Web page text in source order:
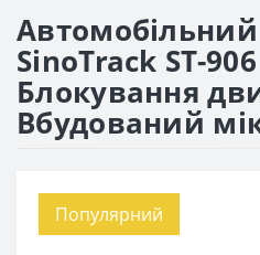
Автомобільний
SinoTrack ST-
Блокування
Вбудований
Популярний